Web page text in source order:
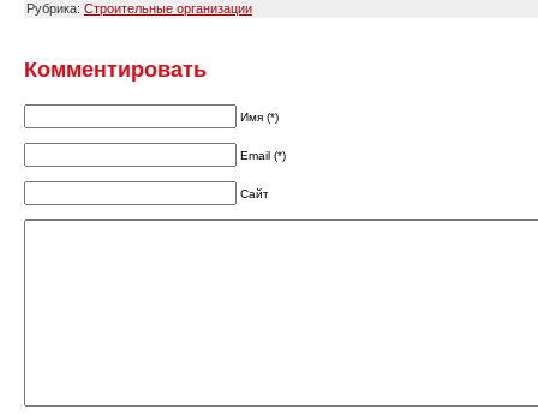
Рубрика: Строительные организации
Комментировать
Имя (*)
Email (*)
Сайт